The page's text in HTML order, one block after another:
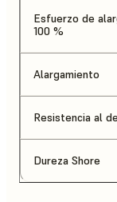
Esfuerzo de
100 %
Alargamiento
Resistencia al
Dureza Shore